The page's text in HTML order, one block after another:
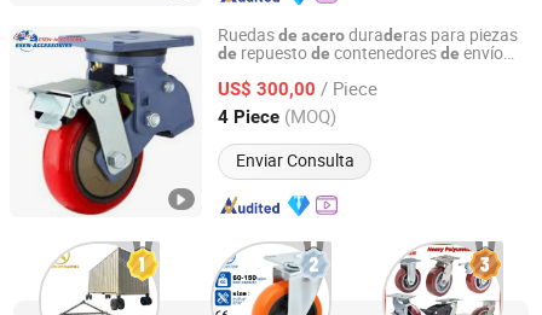
Ruedasde aceroduraderas para piezas
de repuestode contenedoresde envío
US$ 300,00 / Piece
4 Piece (MOQ)
Enviar Consulta
Shouguang Esen Wood Co., Ltd.
Shandong, China Desde 2019